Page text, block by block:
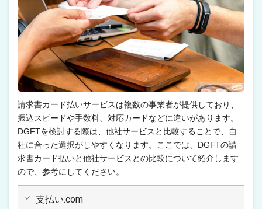
請求書カード払いサービスは複数の事業者が提供しており、
振込スピードや手数料、対応カードなどに違いがあります。
DGFTを検討する際は、他社サービスと比較することで、自
社に合った選択がしやすくなります。ここでは、DGFTの請
求書カード払いと他社サービスとの比較について紹介します
ので、参考にしてください。
支払い.com